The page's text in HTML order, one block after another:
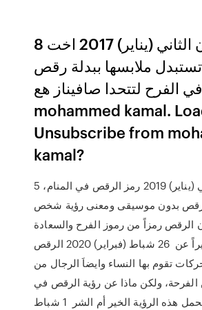
8 كانون الثاني (يناير) 2017 اخت
ملابسها ببدلة رقص
في الفرح لتتحدا صافيناز هع.
mohammed kamal.
Unsubscribe from
kamal?
5 كانون الثاني (يناير) 2019 رمز الرقص في المنام،
بدون موسيقى ومعنى رؤية شخص
الرقص رمزاً من رموز الفرح والسعادة
والنصر، أو تعبيراً عن 26 شباط (فبراير) 2020 الرقص
تقوم بها النساء وايضاَ الرجال من
الفرحة، ولكن ماذا عن رؤية الرقص في
المنام، وهل تحمل هذه الرؤية الخير أم الشر 1 شباط